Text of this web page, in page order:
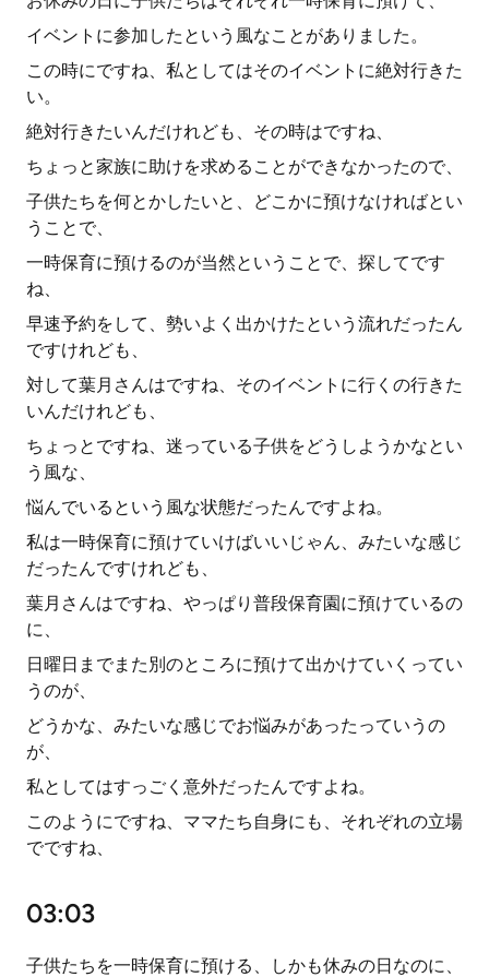
イベントに参加したという風なことがありました。
この時にですね、私としてはそのイベントに絶対行きた
い。
絶対行きたいんだけれども、その時はですね、
ちょっと家族に助けを求めることができなかったので、
子供たちを何とかしたいと、どこかに預けなければとい
うことで、
一時保育に預けるのが当然ということで、探してです
ね、
早速予約をして、勢いよく出かけたという流れだったん
ですけれども、
対して葉月さんはですね、そのイベントに行くの行きた
いんだけれども、
ちょっとですね、迷っている子供をどうしようかなとい
う風な、
悩んでいるという風な状態だったんですよね。
私は一時保育に預けていけばいいじゃん、みたいな感じ
だったんですけれども、
葉月さんはですね、やっぱり普段保育園に預けているの
に、
日曜日までまた別のところに預けて出かけていくってい
うのが、
どうかな、みたいな感じでお悩みがあったっていうの
が、
私としてはすっごく意外だったんですよね。
このようにですね、ママたち自身にも、それぞれの立場
でですね、
03:03
子供たちを一時保育に預ける、しかも休みの日なのに、